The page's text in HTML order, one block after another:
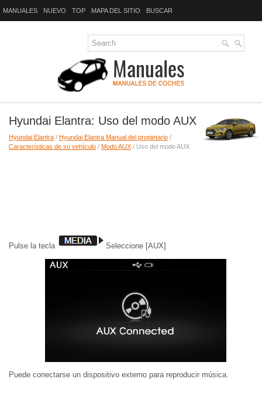
MANUALES NUEVO TOP MAPA DEL SITIO BUSCAR
Hyundai Elantra: Uso del modo AUX
Hyundai Elantra / Hyundai Elantra Manual del propietario /
Características de su vehículo / Modo AUX / Uso del modo AUX
Pulse la tecla Seleccione [AUX]
Puede conectarse un dispositivo externo para reproducir música.